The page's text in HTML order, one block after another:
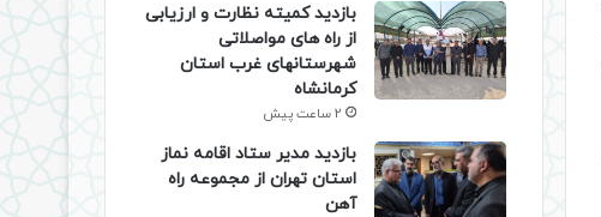
بازدید کمیته نظارت و ارزیابی
از راه های مواصلاتی
شهرستانهای غرب استان
کرمانشاه
2 ساعت پیش
بازدید مدیر ستاد اقامه نماز
استان تهران از مجموعه راه
آهن